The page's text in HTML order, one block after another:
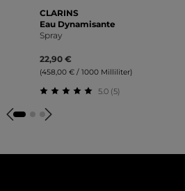
von 4.75 von 5 Sternen
CLARINS
Eau Dynamisante
Spray
22,90 €
(458,00 € / 1000 Milliliter)
Durchschnittliche
5.0 (5)